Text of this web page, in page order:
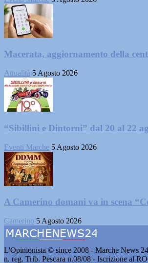
Macerata, aggiornamento della
Attualità 5 Agosto 2026
“Sibillini e Dintorni” dal 20 al 22
Eventi Marche 5 Agosto 2026
A Camerino domani va in scena
Camerino 5 Agosto 2026
L'Opinionista © since 2008 - Marche News
n. reg. Trib. Pescara n.08/08 - Iscrizione al